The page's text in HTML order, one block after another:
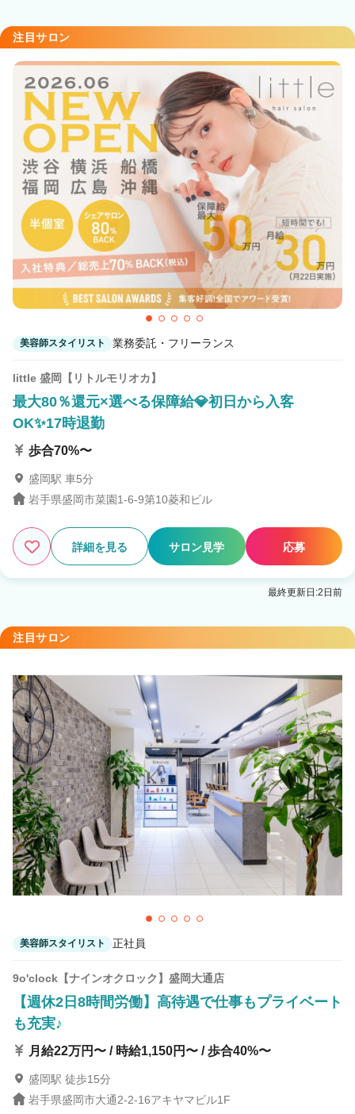
注目サロン
美容師スタイリスト 業務委託・フリーランス
little 盛岡【リトルモリオカ】
最大80％還元×選べる保障給💎初日から入客
OK✨17時退勤
歩合70%〜
盛岡駅 車5分
岩手県盛岡市菜園1-6-9第10菱和ビル
詳細を見る サロン見学 応募
最終更新日:2日前
注目サロン
美容師スタイリスト 正社員
9o'clock【ナインオクロック】盛岡大通店
【週休2日8時間労働】高待遇で仕事もプライベート
も充実♪
月給22万円〜 / 時給1,150円〜 / 歩合40%〜
盛岡駅 徒歩15分
岩手県盛岡市大通2-2-16アキヤマビル1F